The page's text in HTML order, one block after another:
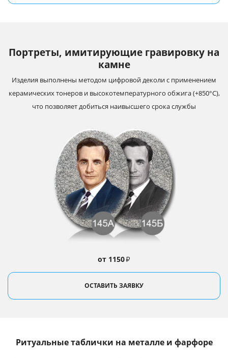
Портреты, имитирующие гравировку на
камне
от 1150₽
Изделия выполнены методом цифровой деколи с применением
керамических тонеров и высокотемпературного обжига (+850°С),
что позволяет добиться наивысшего срока службы
ОСТАВИТЬ ЗАЯВКУ
Ритуальные таблички на металле и фарфоре